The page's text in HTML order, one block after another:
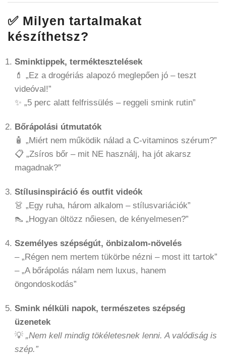
✅ Milyen tartalmakat
készíthetsz?
Sminktippek, terméktesztelések
💄 „Ez a drogériás alapozó meglepően jó – teszt
videóval!”
✨ „5 perc alatt felfrissülés – reggeli smink rutin”
Bőrápolási útmutatók
🧴 „Miért nem működik nálad a C-vitaminos szérum?”
📋 „Zsíros bőr – mit NE használj, ha jót akarsz
magadnak?”
Stílusinspiráció és outfit videók
👗 „Egy ruha, három alkalom – stílusvariációk”
👠 „Hogyan öltözz nőiesen, de kényelmesen?”
Személyes szépségút, önbizalom-növelés
– „Régen nem mertem tükörbe nézni – most itt tartok”
– „A bőrápolás nálam nem luxus, hanem
öngondoskodás”
Smink nélküli napok, természetes szépség
üzenetek
💡 „Nem kell mindig tökéletesnek lenni. A valódiság is
szép.”